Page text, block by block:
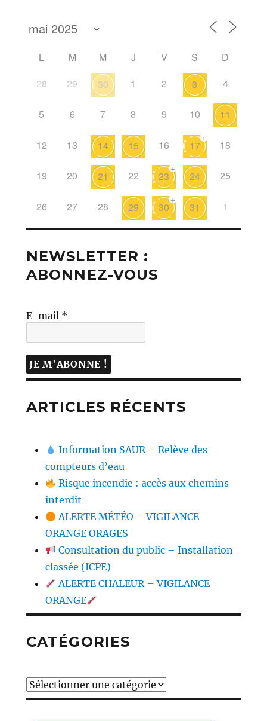
L M M J V S
D
28
29 30 1 2 3 4
5 6 7 8 9 10 11
12 13 14 15 16 17
+
18
19 20 21 22 23
+
24 25
26 27 28 29 30
+
31 1
NEWSLETTER :
ABONNEZ-VOUS
E-mail *
ARTICLES RÉCENTS
Information SAUR – Relève des
compteurs d’eau
Risque incendie : accès aux chemins
interdit
ALERTE MÉTÉO – VIGILANCE
ORANGE ORAGES
Consultation du public – Installation
classée (ICPE)
ALERTE CHALEUR – VIGILANCE
ORANGE
CATÉGORIES
Catégories